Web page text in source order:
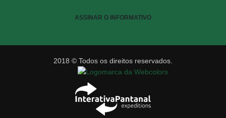
ASSINAR O INFORMATIVO
2018 © Todos os direitos reservados.